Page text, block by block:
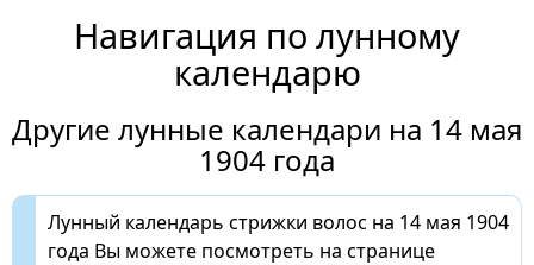
Навигация по лунному
календарю
Другие лунные календари на 14 мая
1904 года
Лунный календарь стрижки волос на 14 мая 1904
года Вы можете посмотреть на странице